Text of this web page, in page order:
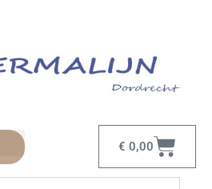
€ 0,00